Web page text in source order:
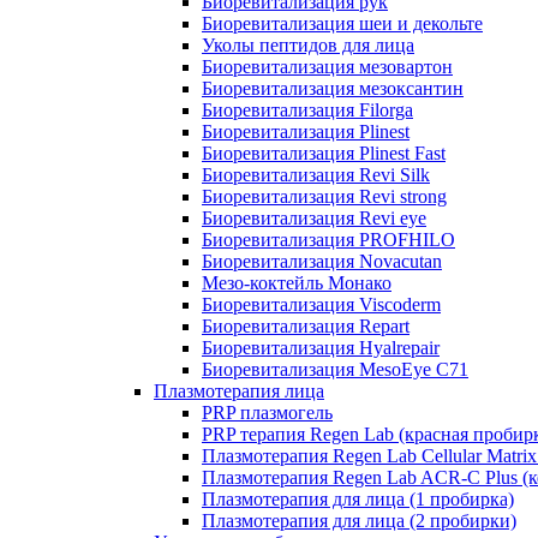
Биоревитализация шеи и декольте
Уколы пептидов для лица
Биоревитализация мезовартон
Биоревитализация мезоксантин
Биоревитализация Filorga
Биоревитализация Plinest
Биоревитализация Plinest Fast
Биоревитализация Revi Silk
Биоревитализация Revi strong
Биоревитализация Revi eye
Биоревитализация PROFHILO
Биоревитализация Novacutan
Мезо-коктейль Монако
Биоревитализация Viscoderm
Биоревитализация Repart
Биоревитализация Hyalrepair
Биоревитализация MesoEye C71
Плазмотерапия лица
PRP плазмогель
PRP терапия Regen Lab (красная
Плазмотерапия Regen Lab Cellular
Плазмотерапия Regen Lab ACR-C Plus
Плазмотерапия для лица (1 пробирка)
Плазмотерапия для лица (2 пробирки)